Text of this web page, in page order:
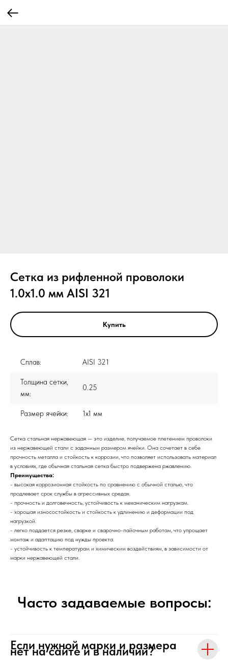
Сетка из рифленной проволоки
1.0x1.0 мм AISI 321
Купить
Сплав: AISI 321
Толщина сетки,
мм:
0.25
Размер ячейки: 1x1 мм
Сетка стальная нержавеющая — это изделие, получаемое плетением проволоки
из нержавеющей стали с заданным размером ячейки. Она сочетает в себе
прочность металла и стойкость к коррозии, что позволяет использовать материал
в условиях, где обычная стальная сетка быстро подвержена ржавлению.
Преимущества:
- высокая коррозионная стойкость по сравнению с обычной сталью, что
продлевает срок службы в агрессивных средах.
- прочность и долговечность, устойчивость к механическим нагрузкам.
- хорошая износостойкость и стойкость к удлинению и деформации под
нагрузкой.
- легко поддается резке, сварке и сварочно-пайочным работам, что упрощает
монтаж и адаптацию под нужды проекта.
- устойчивость к температурам и химическим воздействиям, в зависимости от
марки нержавеющей стали.
Часто задаваемые вопросы:
Если нужной марки и размера
нет на сайте и в наличии?